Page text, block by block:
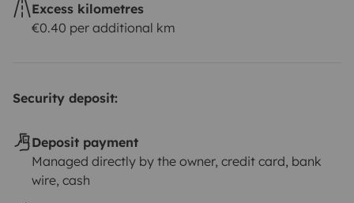
Excess kilometres
€0.40 per additional km
Security deposit:
Deposit payment
Managed directly by the owner, credit card, bank
wire, cash